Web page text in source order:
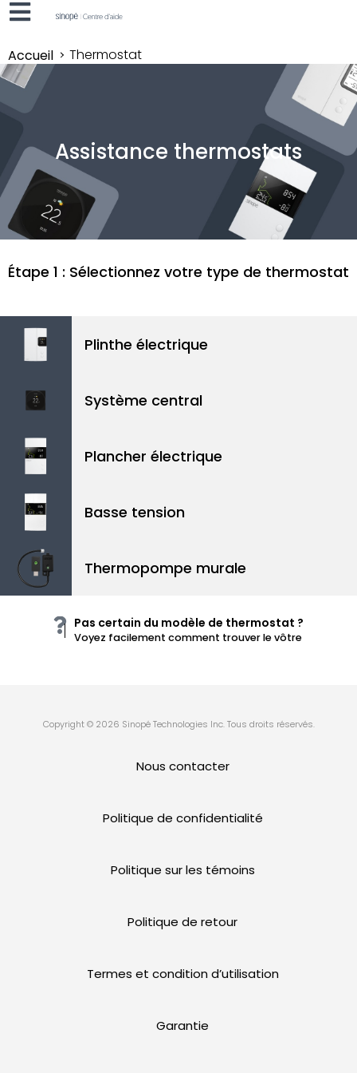
Accueil Thermostat
Assistance thermostats
Étape 1 : Sélectionnez votre type de thermostat
Plinthe électrique
Système central
Plancher électrique
Basse tension
Thermopompe murale
Pas certain du modèle de thermostat ?
Voyez facilement comment trouver le vôtre
Copyright © 2026 Sinopé Technologies Inc. Tous droits réservés.
Nous contacter
Politique de confidentialité
Politique sur les témoins
Politique de retour
Termes et condition d’utilisation
Garantie